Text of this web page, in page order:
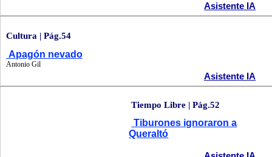
Asistente IA
Cultura | Pág.54
Apagón nevado
Antonio Gil
Asistente IA
Tiempo Libre | Pág.52
Tiburones ignoraron a
Queraltó